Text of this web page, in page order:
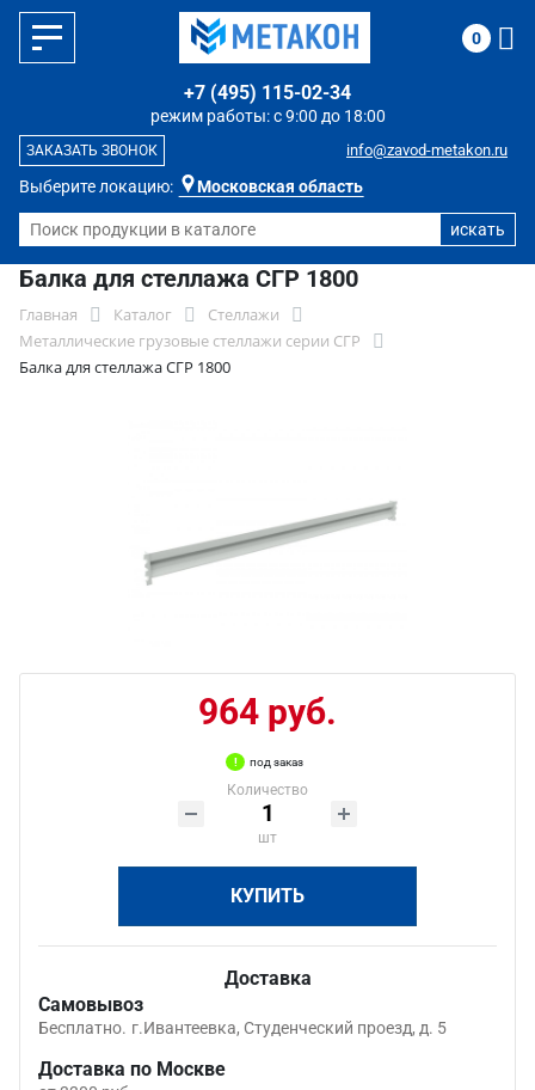
Выберите локацию: Московская область
режим работы: с 9:00 до 18:00
+7 (495) 115-02-34
info@zavod-metakon.ru
ЗАКАЗАТЬ ЗВОНОК
0
Балка для стеллажа СГР 1800
Главная Каталог
Стеллажи
Металлические грузовые стеллажи серии СГР
Балка для стеллажа СГР 1800
964 руб.
под заказ
Количество
шт
КУПИТЬ
Доставка
Самовывоз
Бесплатно. г.Ивантеевка, Студенческий проезд, д. 5
Доставка по Москве